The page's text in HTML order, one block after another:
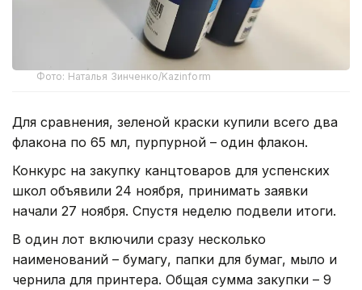
Фото: Наталья Зинченко/Kazinform
Для сравнения, зеленой краски купили всего два
флакона по 65 мл, пурпурной – один флакон.
Конкурс на закупку канцтоваров для успенских
школ объявили 24 ноября, принимать заявки
начали 27 ноября. Спустя неделю подвели итоги.
В один лот включили сразу несколько
наименований – бумагу, папки для бумаг, мыло и
чернила для принтера. Общая сумма закупки – 9